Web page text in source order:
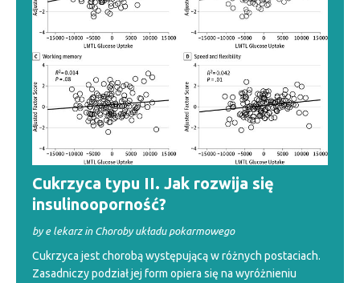
Cukrzyca typu II. Jak rozwija się
insulinooporność?
by e lekarz in Choroby układu pokarmowego
Cukrzyca jest chorobą występującą w różnych postaciach.
Zasadniczy podział jej form opiera się na wyróżnieniu